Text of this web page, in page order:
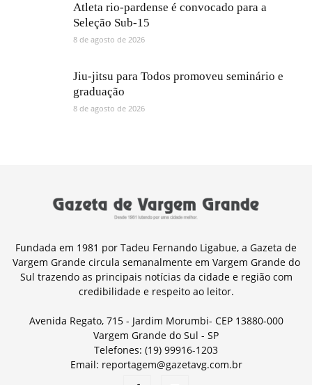
Atleta rio-pardense é convocado para a
Seleção Sub-15
8 de agosto de 2026
Jiu-jitsu para Todos promoveu seminário e
graduação
8 de agosto de 2026
Fundada em 1981 por Tadeu Fernando Ligabue, a Gazeta de
Vargem Grande circula semanalmente em Vargem Grande do
Sul trazendo as principais notícias da cidade e região com
credibilidade e respeito ao leitor.
Avenida Regato, 715 - Jardim Morumbi- CEP 13880-000
Vargem Grande do Sul - SP
Telefones: (19) 99916-1203
Email: reportagem@gazetavg.com.br